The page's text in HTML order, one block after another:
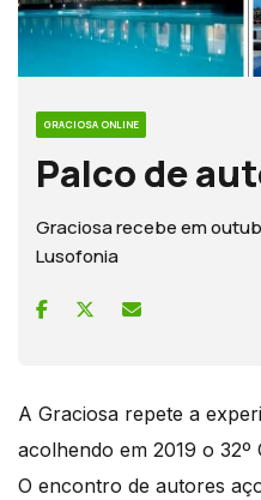
GRACIOSA ONLINE
Palco de
Graciosa recebe em
Lusofonia
A Graciosa repete a
acolhendo em 2019 o 32º
O encontro de autores